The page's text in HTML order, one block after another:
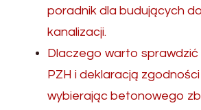
poradnik dla budujących
kanalizacji.
Dlaczego warto
PZH i deklaracją
wybierając betonowego